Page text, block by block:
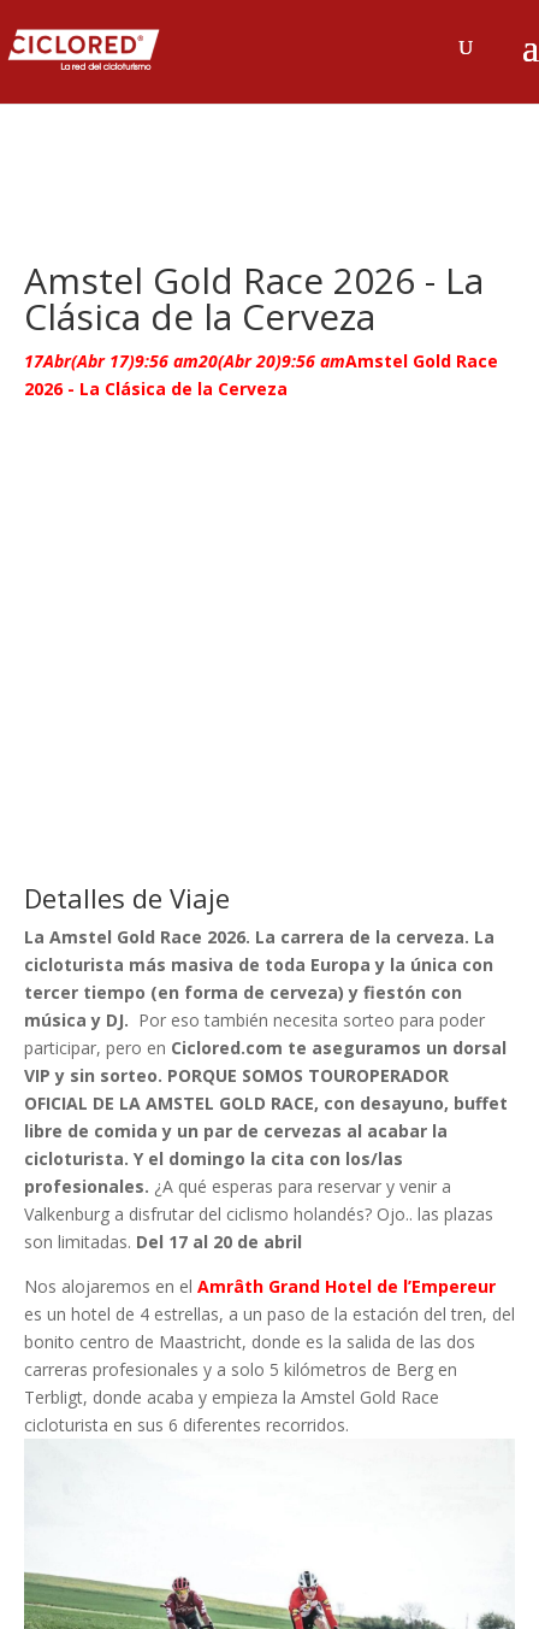
Amstel Gold Race 2026 - La
Clásica de la Cerveza
17Abr(Abr 17)9:56 am20(Abr 20)9:56 amAmstel Gold Race
2026 - La Clásica de la Cerveza
Detalles de Viaje
La Amstel Gold Race 2026. La carrera de la cerveza. La
cicloturista más masiva de toda Europa y la única con
tercer tiempo (en forma de cerveza) y fiestón con
música y DJ. Por eso también necesita sorteo para poder
participar, pero en Ciclored.com te aseguramos un dorsal
VIP y sin sorteo. PORQUE SOMOS TOUROPERADOR
OFICIAL DE LA AMSTEL GOLD RACE, con desayuno, buffet
libre de comida y un par de cervezas al acabar la
cicloturista. Y el domingo la cita con los/las
profesionales. ¿A qué esperas para reservar y venir a
Valkenburg a disfrutar del ciclismo holandés? Ojo.. las plazas
son limitadas. Del 17 al 20 de abril
Nos alojaremos en el Amrâth Grand Hotel de l’Empereur
es un hotel de 4 estrellas, a un paso de la estación del tren, del
bonito centro de Maastricht, donde es la salida de las dos
carreras profesionales y a solo 5 kilómetros de Berg en
Terbligt, donde acaba y empieza la Amstel Gold Race
cicloturista en sus 6 diferentes recorridos.